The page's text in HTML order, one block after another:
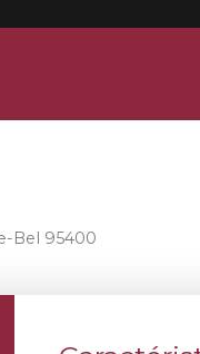
Bel 95400